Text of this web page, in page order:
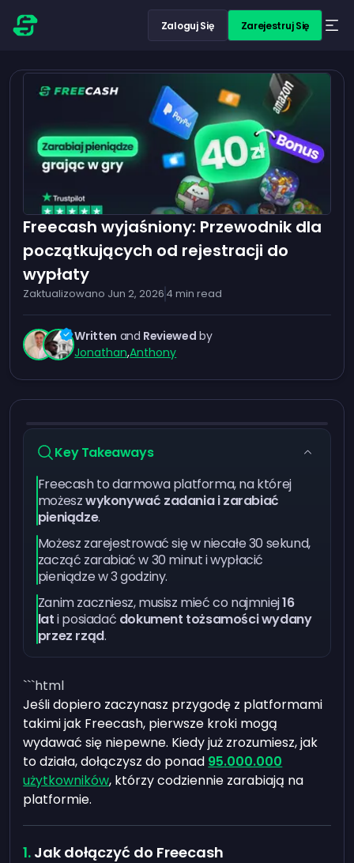
Zaloguj Się Zarejestruj Się
Freecash wyjaśniony: Przewodnik dla
początkujących od rejestracji do
wypłaty
Zaktualizowano Jun 2, 2026 4 min read
Written and Reviewed by
Jonathan,Anthony
Key Takeaways
Freecash to darmowa platforma, na której
możeszwykonywać zadania i zarabiać
pieniądze.
Możesz zarejestrować się w niecałe 30 sekund,
zacząć zarabiać w 30 minut i wypłacić
pieniądze w 3 godziny.
Zanim zaczniesz, musisz mieć co najmniej16
lati posiadać dokument tożsamości wydany
przez rząd.
```html
Jeśli dopiero zaczynasz przygodę z platformami
takimi jak Freecash, pierwsze kroki mogą
wydawać się niepewne. Kiedy już zrozumiesz, jak
to działa, dołączysz do ponad 95.000.000
użytkowników, którzy codziennie zarabiają na
platformie.
Jak dołączyć do Freecash